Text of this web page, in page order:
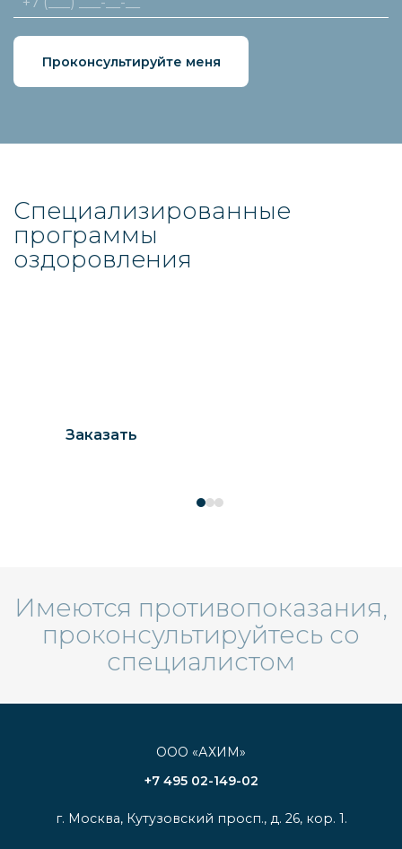
Проконсультируйте меня
Специализированные
программы
оздоровления
Заказать
Имеются противопоказания,
проконсультируйтесь со
специалистом
ООО «АХИМ»
+7 495 02-149-02
г. Москва, Кутузовский просп., д. 26, кор. 1.